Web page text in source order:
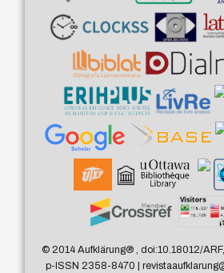
© 2014 Aufklärung®, doi:10.18012/
p-ISSN 2358-8470 |